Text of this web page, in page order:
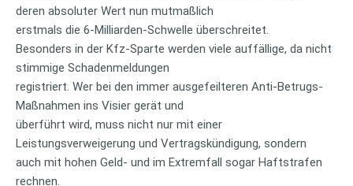
deren absoluter Wert nun mutmaßlich
erstmals die 6-Milliarden-Schwelle überschreitet.
Besonders in der Kfz-Sparte werden viele auffällige, da nicht
stimmige Schadenmeldungen
registriert. Wer bei den immer ausgefeilteren Anti-Betrugs-
Maßnahmen ins Visier gerät und
überführt wird, muss nicht nur mit einer
Leistungsverweigerung und Vertragskündigung, sondern
auch mit hohen Geld- und im Extremfall sogar Haftstrafen
rechnen.